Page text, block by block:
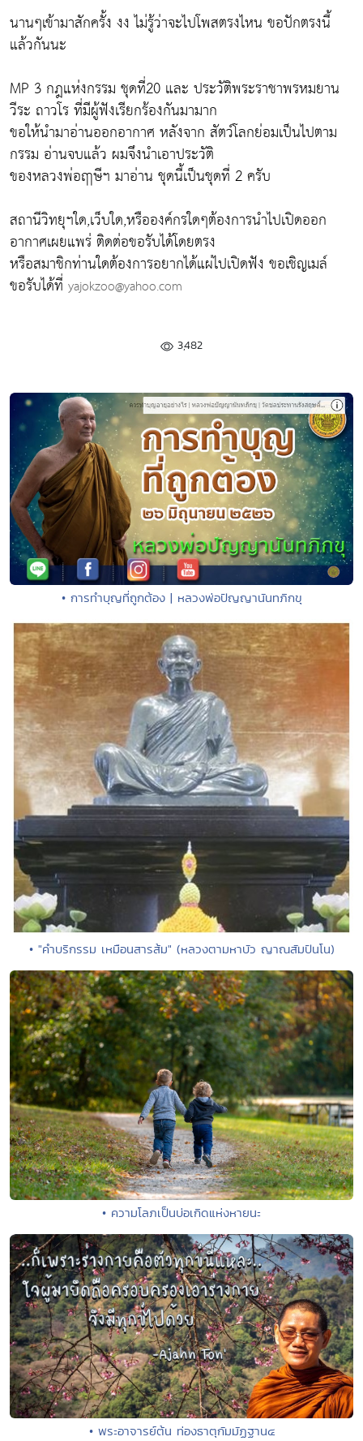
นานๆเข้ามาสักครั้ง งง ไม่รู้ว่าจะไปโพสตรงไหน ขอปักตรงนี้
แล้วกันนะ
MP 3 กฎแห่งกรรม ชุดที่20 และ ประวัติพระราชาพรหมยาน
วีระ ถาวโร ที่มีผู้ฟังเรียกร้องกันมามาก
ขอให้นำมาอ่านออกอากาศ หลังจาก สัตว์โลกย่อมเป็นไปตาม
กรรม อ่านจบแล้ว ผมจึงนำเอาประวัติ
ของหลวงพ่อฤๅษีฯ มาอ่าน ชุดนี้เป็นชุดที่ 2 ครับ
สถานีวิทยุฯใด,เว็บใด,หรือองค์กรใดๆต้องการนำไปเปิดออก
อากาศเผยแพร่ ติดต่อขอรับได้โดยตรง
หรือสมาชิกท่านใดต้องการอยากได้แผ่ไปเปิดฟัง ขอเชิญเมล์
ขอรับได้ที่ yajokzoo@yahoo.com
3,482
• การทำบุญที่ถูกต้อง | หลวงพ่อปัญญานันทภิกขุ
• "คำบริกรรม เหมือนสารส้ม" (หลวงตามหาบัว ญาณสัมปันโน)
• ความโลภเป็นบ่อเกิดแห่งหายนะ
• พระอาจารย์ต้น ท่องธาตุกัมมัฏฐาน๔